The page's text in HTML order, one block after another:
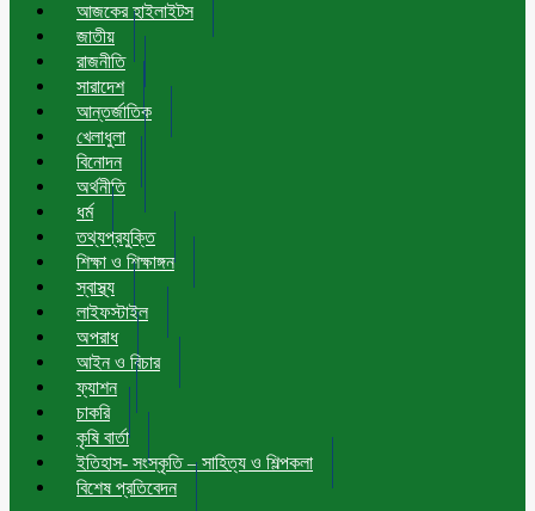
আজকের হাইলাইটস
জাতীয়
রাজনীতি
সারাদেশ
আন্তর্জাতিক
খেলাধুলা
বিনোদন
অর্থনীতি
ধর্ম
তথ্যপ্রযুক্তি
শিক্ষা ও শিক্ষাঙ্গন
স্বাস্থ্য
লাইফস্টাইল
অপরাধ
আইন ও বিচার
ফ্যাশন
চাকরি
কৃষি বার্তা
ইতিহাস- সংস্কৃতি – সাহিত্য ও শিল্পকলা
বিশেষ প্রতিবেদন